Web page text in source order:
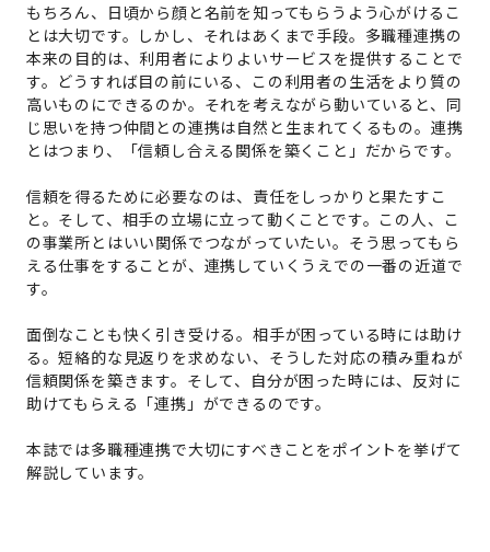
もちろん、日頃から顔と名前を知ってもらうよう心がけるこ
とは大切です。しかし、それはあくまで手段。多職種連携の
本来の目的は、利用者によりよいサービスを提供することで
す。どうすれば目の前にいる、この利用者の生活をより質の
高いものにできるのか。それを考えながら動いていると、同
じ思いを持つ仲間との連携は自然と生まれてくるもの。連携
とはつまり、「信頼し合える関係を築くこと」だからです。
信頼を得るために必要なのは、責任をしっかりと果たすこ
と。そして、相手の立場に立って動くことです。この人、こ
の事業所とはいい関係でつながっていたい。そう思ってもら
える仕事をすることが、連携していくうえでの一番の近道で
す。
面倒なことも快く引き受ける。相手が困っている時には助け
る。短絡的な見返りを求めない、そうした対応の積み重ねが
信頼関係を築きます。そして、自分が困った時には、反対に
助けてもらえる「連携」ができるのです。
本誌では多職種連携で大切にすべきことをポイントを挙げて
解説しています。